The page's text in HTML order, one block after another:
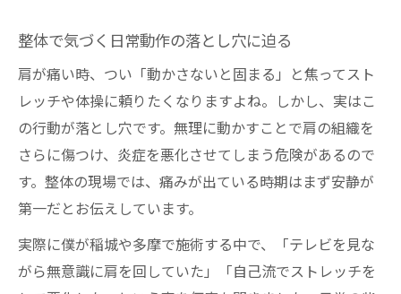
整体で気づく日常動作の落とし穴に迫る
肩が痛い時、つい「動かさないと固まる」と焦ってスト
レッチや体操に頼りたくなりますよね。しかし、実はこ
の行動が落とし穴です。無理に動かすことで肩の組織を
さらに傷つけ、炎症を悪化させてしまう危険があるので
す。整体の現場では、痛みが出ている時期はまず安静が
第一だとお伝えしています。
実際に僕が稲城や多摩で施術する中で、「テレビを見な
がら無意識に肩を回していた」「自己流でストレッチを